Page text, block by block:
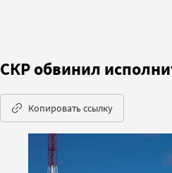
СКР обвинил
Копировать ссылку